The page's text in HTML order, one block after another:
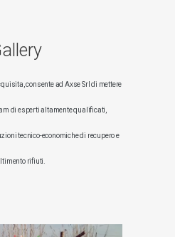
consente ad Axse Srl di mettere
di esperti altamente qualificati,
tecnico-economiche di recupero e
rifiuti.